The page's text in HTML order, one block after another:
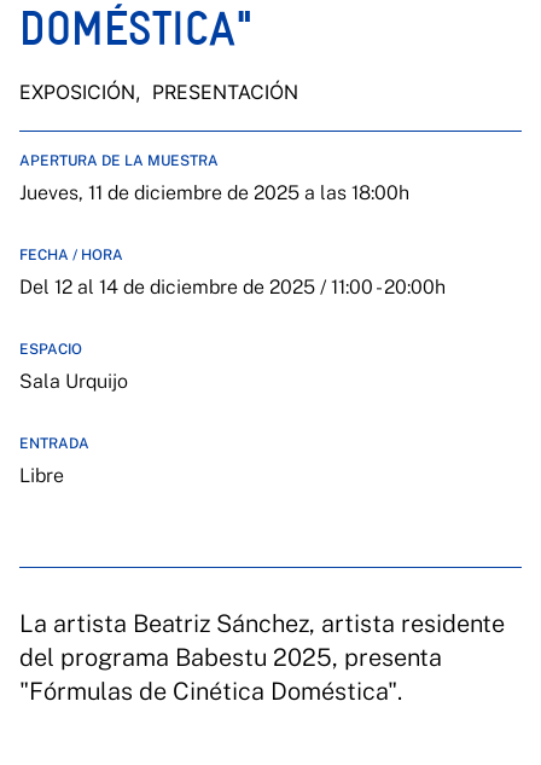
DOMÉSTICA"
EXPOSICIÓN, PRESENTACIÓN
APERTURA DE LA MUESTRA
Jueves, 11 de diciembre de 2025 a las 18:00h
FECHA / HORA
Del 12 al 14 de diciembre de 2025 / 11:00 - 20:00h
ESPACIO
Sala Urquijo
ENTRADA
Libre
La artista Beatriz Sánchez, artista residente
del programa Babestu 2025, presenta
"Fórmulas de Cinética Doméstica".